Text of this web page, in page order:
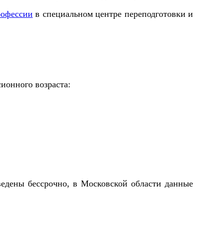
в специальном центре переподготовки и
возраста:
бессрочно, в Московской области данные